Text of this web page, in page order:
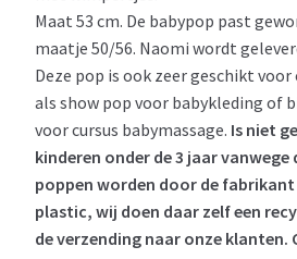
Maat 53 cm. De babypop past
maatje 50/56. Naomi wordt
Deze pop is ook zeer geschikt
als show pop voor babykleding of
voor cursus babymassage. Is niet
kinderen onder de 3 jaar
poppen worden door de fabrikant
plastic, wij doen daar zelf een
de verzending naar onze klanten.